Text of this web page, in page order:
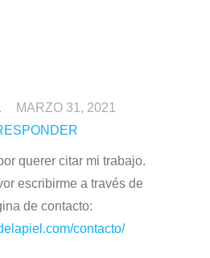
MARZO 31, 2021
querer citar mi trabajo.
escribirme a través de
de contacto:
contacto/